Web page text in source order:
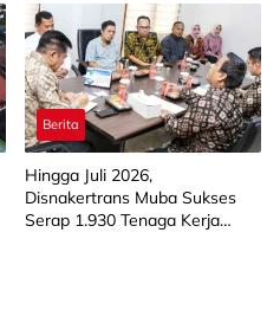
Berita
Hingga Juli 2026,
Disnakertrans Muba Sukses
Serap 1.930 Tenaga Kerja